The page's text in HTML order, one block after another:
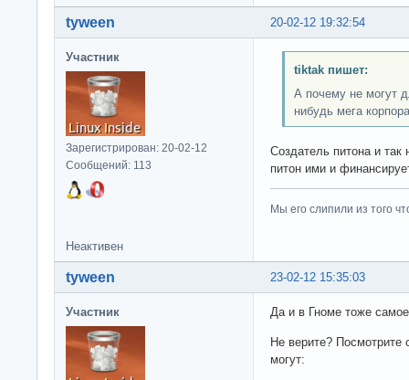
20-02-12 19:32:54
tyween
Участник
Зарегистрирован: 20-02-12
Сообщений: 113
tiktak пишет:
А почему не могут
нибудь мега
Создатель питона и так
питон ими и
Мы его слипили из того
Неактивен
23-02-12 15:35:03
tyween
Участник Да и в Гноме тоже
Не верите? Посмотрите
могут: